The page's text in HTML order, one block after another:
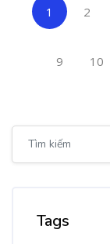
1 (current)
2
9 10
Tags